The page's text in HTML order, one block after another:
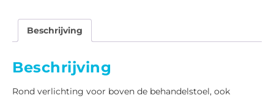
Beschrijving
Beschrijving
Rond verlichting voor boven de behandelstoel, ook